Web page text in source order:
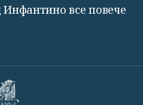
все повече